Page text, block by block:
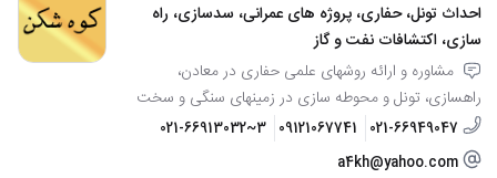
احداث تونل، حفاری، پروژه های عمرانی، سدسازی، راه
سازی، اکتشافات نفت و گاز
مشاوره و ارائه روشهای علمی حفاری در معادن،
راهسازی، تونل و محوطه سازی در زمینهای سنگی و سخت
021-66949047
09121067741
021-66913032~3
a4kh@yahoo.com